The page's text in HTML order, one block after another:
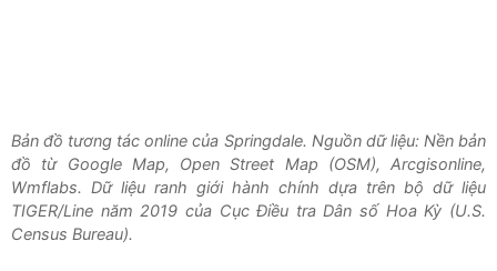
Bản đồ tương tác online của Springdale. Nguồn dữ liệu: Nền bản
đồ từ Google Map, Open Street Map (OSM), Arcgisonline,
Wmflabs. Dữ liệu ranh giới hành chính dựa trên bộ dữ liệu
TIGER/Line năm 2019 của Cục Điều tra Dân số Hoa Kỳ (U.S.
Census Bureau).